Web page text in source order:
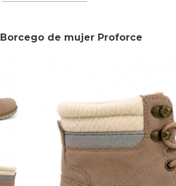
Borcego de mujer Proforce